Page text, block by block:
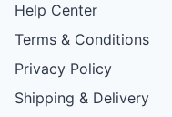
Help Center
Terms & Conditions
Privacy Policy
Shipping & Delivery